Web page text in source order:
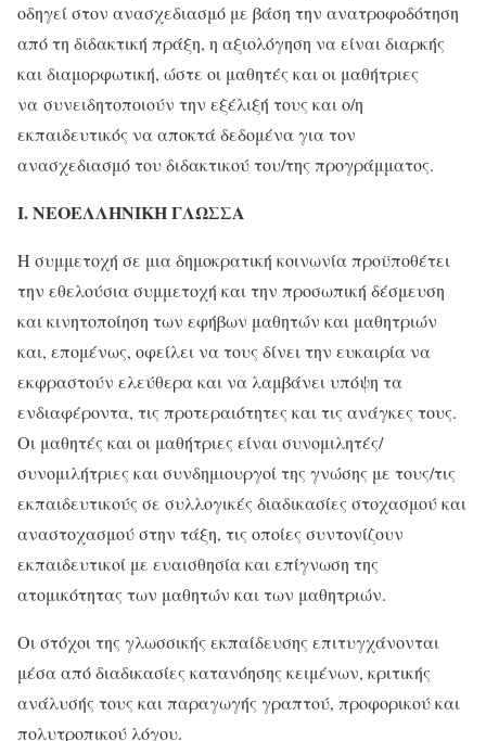
οδηγεί στον ανασχεδιασμό με βάση την ανατροφοδότηση
από τη διδακτική πράξη, η αξιολόγηση να είναι διαρκής
και διαμορφωτική, ώστε οι μαθητές και οι μαθήτριες
να συνειδητοποιούν την εξέλιξή τους και ο/η
εκπαιδευτικός να αποκτά δεδομένα για τον
ανασχεδιασμό του διδακτικού του/της προγράμματος.
Ι. ΝΕΟΕΛΛΗΝΙΚΗ ΓΛΩΣΣΑ
Η συμμετοχή σε μια δημοκρατική κοινωνία προϋποθέτει
την εθελούσια συμμετοχή και την προσωπική δέσμευση
και κινητοποίηση των εφήβων μαθητών και μαθητριών
και, επομένως, οφείλει να τους δίνει την ευκαιρία να
εκφραστούν ελεύθερα και να λαμβάνει υπόψη τα
ενδιαφέροντα, τις προτεραιότητες και τις ανάγκες τους.
Οι μαθητές και οι μαθήτριες είναι συνομιλητές/
συνομιλήτριες και συνδημιουργοί της γνώσης με τους/τις
εκπαιδευτικούς σε συλλογικές διαδικασίες στοχασμού και
αναστοχασμού στην τάξη, τις οποίες συντονίζουν
εκπαιδευτικοί με ευαισθησία και επίγνωση της
ατομικότητας των μαθητών και των μαθητριών.
Οι στόχοι της γλωσσικής εκπαίδευσης επιτυγχάνονται
μέσα από διαδικασίες κατανόησης κειμένων, κριτικής
ανάλυσής τους και παραγωγής γραπτού, προφορικού και
πολυτροπικού λόγου.